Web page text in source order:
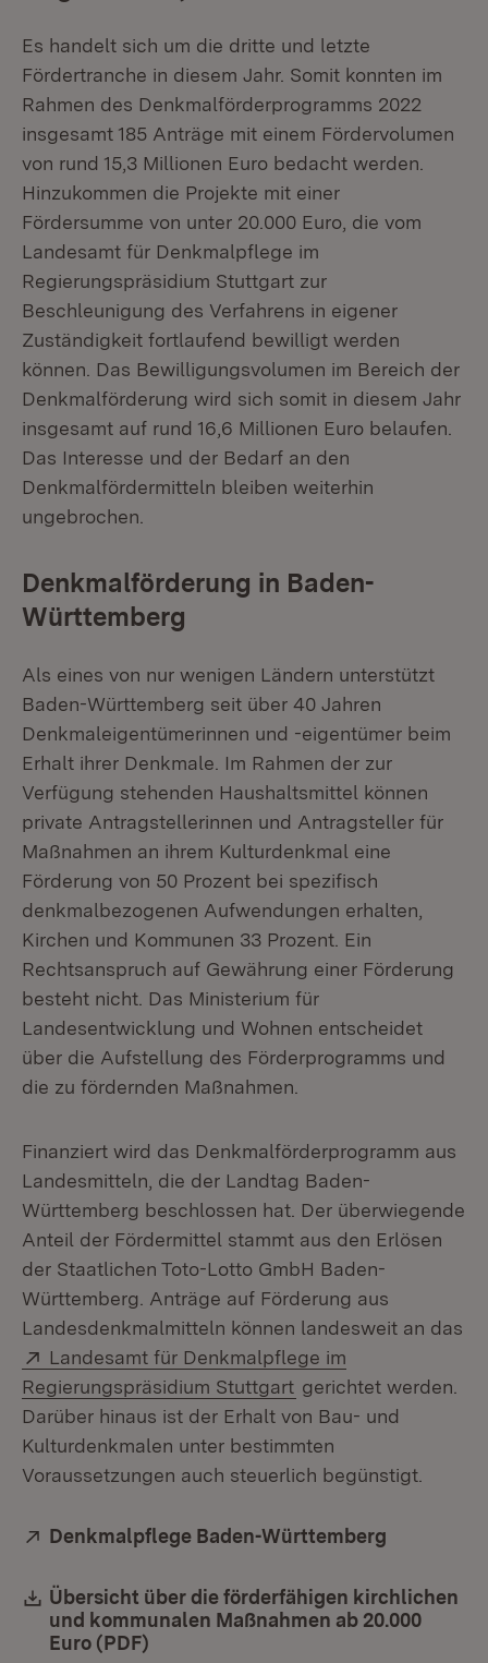
Es handelt sich um die dritte und letzte
Fördertranche in diesem Jahr. Somit konnten im
Rahmen des Denkmalförderprogramms 2022
insgesamt 185 Anträge mit einem Fördervolumen
von rund 15,3 Millionen Euro bedacht werden.
Hinzukommen die Projekte mit einer
Fördersumme von unter 20.000 Euro, die vom
Landesamt für Denkmalpflege im
Regierungspräsidium Stuttgart zur
Beschleunigung des Verfahrens in eigener
Zuständigkeit fortlaufend bewilligt werden
können. Das Bewilligungsvolumen im Bereich der
Denkmalförderung wird sich somit in diesem Jahr
insgesamt auf rund 16,6 Millionen Euro belaufen.
Das Interesse und der Bedarf an den
Denkmalfördermitteln bleiben weiterhin
ungebrochen.
Denkmalförderung in Baden-
Württemberg
Als eines von nur wenigen Ländern unterstützt
Baden-Württemberg seit über 40 Jahren
Denkmaleigentümerinnen und -eigentümer beim
Erhalt ihrer Denkmale. Im Rahmen der zur
Verfügung stehenden Haushaltsmittel können
private Antragstellerinnen und Antragsteller für
Maßnahmen an ihrem Kulturdenkmal eine
Förderung von 50 Prozent bei spezifisch
denkmalbezogenen Aufwendungen erhalten,
Kirchen und Kommunen 33 Prozent. Ein
Rechtsanspruch auf Gewährung einer Förderung
besteht nicht. Das Ministerium für
Landesentwicklung und Wohnen entscheidet
über die Aufstellung des Förderprogramms und
die zu fördernden Maßnahmen.
Finanziert wird das Denkmalförderprogramm aus
Landesmitteln, die der Landtag Baden-
Württemberg beschlossen hat. Der überwiegende
Anteil der Fördermittel stammt aus den Erlösen
der Staatlichen Toto-Lotto GmbH Baden-
Württemberg. Anträge auf Förderung aus
Landesdenkmalmitteln können landesweit an das
Extern:
Landesamt für Denkmalpflege im
Regierungspräsidium Stuttgart (Öffnet in neuem
gerichtet werden.
Darüber hinaus ist der Erhalt von Bau- und
Kulturdenkmalen unter bestimmten
Voraussetzungen auch steuerlich begünstigt.
Extern:
Denkmalpflege Baden-Württemberg
Download:
Übersicht über die förderfähigen kirchlichen
und kommunalen Maßnahmen ab 20.000
Euro (PDF)